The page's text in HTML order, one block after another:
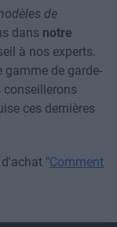
de
dans notre
à nos experts.
gamme de garde-
ces dernières
"Comment